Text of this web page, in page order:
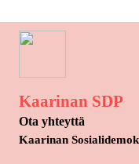
Kaarinan SDP
Ota yhteyttä
Kaarinan